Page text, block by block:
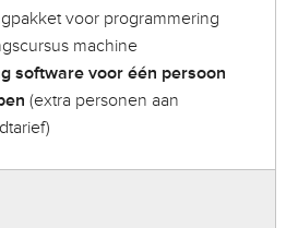
voor programmering
machine
software voor één persoon
(extra personen aan